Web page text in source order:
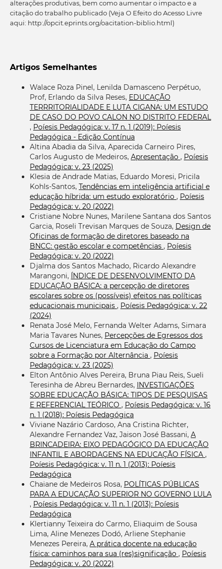
alterações produtivas, bem como aumentar o impacto e a
citação do trabalho publicado (Veja O Efeito do Acesso Livre
aqui: http://opcit.eprints.org/oacitation-biblio.html)
Artigos Semelhantes
Walace Roza Pinel, Lenilda Damasceno Perpétuo,
Prof, Erlando da Silva Reses, EDUCAÇÃO
TERRRITORIALIDADE E LUTA CIGANA: UM ESTUDO
DE CASO DO POVO CALON NO DISTRITO FEDERAL
, Poíesis Pedagógica: v. 17 n. 1 (2019): Poíesis
Pedagógica - Edição Contínua
Altina Abadia da Silva, Aparecida Carneiro Pires,
Carlos Augusto de Medeiros, Apresentação , Poíesis
Pedagógica: v. 23 (2025)
Klesia de Andrade Matias, Eduardo Moresi, Pricila
Kohls-Santos, Tendências em inteligência artificial e
educação híbrida: um estudo exploratório , Poíesis
Pedagógica: v. 20 (2022)
Cristiane Nobre Nunes, Marilene Santana dos Santos
Garcia, Roseli Trevisan Marques de Souza, Design de
Oficinas de formação de diretores baseado na
BNCC: gestão escolar e competências , Poíesis
Pedagógica: v. 20 (2022)
Djalma dos Santos Machado, Ricardo Alexandre
Marangoni, ÍNDICE DE DESENVOLVIMENTO DA
EDUCAÇÃO BÁSICA: a percepção de diretores
escolares sobre os (possíveis) efeitos nas políticas
educacionais municipais , Poíesis Pedagógica: v. 22
(2024)
Renata José Melo, Fernanda Welter Adams, Simara
Maria Tavares Nunes, Percepções de Egressos dos
Cursos de Licenciatura em Educação do Campo
sobre a Formação por Alternância , Poíesis
Pedagógica: v. 23 (2025)
Elton Antônio Alves Pereira, Bruna Piau Reis, Sueli
Teresinha de Abreu Bernardes, INVESTIGAÇÕES
SOBRE EDUCAÇÃO BÁSICA: TIPOS DE PESQUISAS
E REFERENCIAL TEÓRICO , Poíesis Pedagógica: v. 16
n. 1 (2018): Poíesis Pedagógica
Viviane Nazário Cardoso, Ana Cristina Richter,
Alexandre Fernandez Vaz, Jaison José Bassani, A
BRINCADEIRA: EIXO PEDAGÓGICO DA EDUCAÇÃO
INFANTIL E ABORDAGENS NA EDUCAÇÃO FÍSICA ,
Poíesis Pedagógica: v. 11 n. 1 (2013): Poíesis
Pedagógica
Chaiane de Medeiros Rosa, POLÍTICAS PÚBLICAS
PARA A EDUCAÇÃO SUPERIOR NO GOVERNO LULA
, Poíesis Pedagógica: v. 11 n. 1 (2013): Poíesis
Pedagógica
Klertianny Teixeira do Carmo, Eliaquim de Sousa
Lima, Aline Menezes Dodó, Arliene Stephanie
Menezes Pereira, A prática docente na educação
física: caminhos para sua (res)significação , Poíesis
Pedagógica: v. 20 (2022)